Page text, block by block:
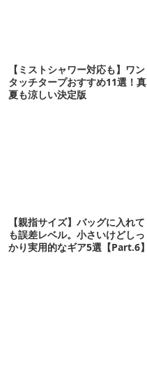
【ミストシャワー対応も】ワン
タッチタープおすすめ11選！真
夏も涼しい決定版
【親指サイズ】バッグに入れて
も誤差レベル。小さいけどしっ
かり実用的なギア5選【Part.6】